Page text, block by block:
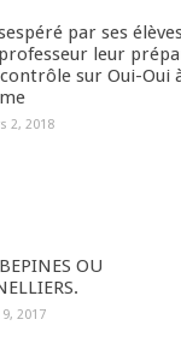
par ses
leur
sur Oui-Oui
2, 2018
OU
2017